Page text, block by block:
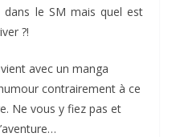
dans le SM mais quel est
?!
avec un manga
contrairement à ce
Ne vous y fiez pas et